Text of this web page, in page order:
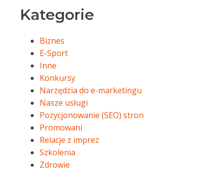
Kategorie
Biznes
E-Sport
Inne
Konkursy
Narzędzia do e-marketingu
Nasze usługi
Pozycjonowanie (SEO) stron
Promowani
Relacje z imprez
Szkolenia
Zdrowie